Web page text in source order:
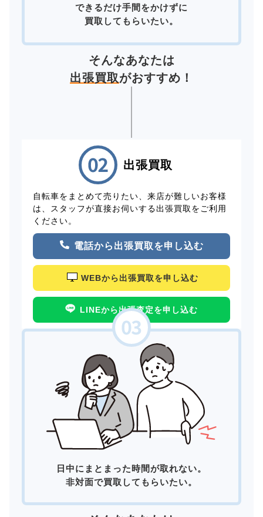
できるだけ手間をかけずに
買取してもらいたい。
そんなあなたは
出張買取がおすすめ！
出張買取
自転車をまとめて売りたい、来店が難しいお客様
は、スタッフが直接お伺いする出張買取をご利用
ください。
電話から出張買取を申し込む
WEBから出張買取を申し込む
LINEから出張査定を申し込む
日中にまとまった時間が取れない。
非対面で買取してもらいたい。